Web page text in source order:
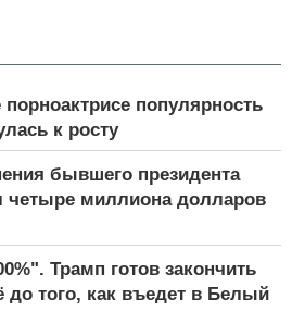
популярность
к росту
бывшего президента
четыре миллиона долларов
Трамп готов закончить
до того, как въедет в Белый